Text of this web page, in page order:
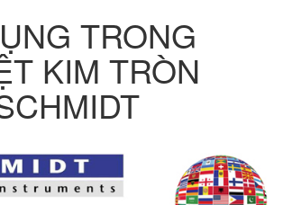
TRONG
KIM TRÒN